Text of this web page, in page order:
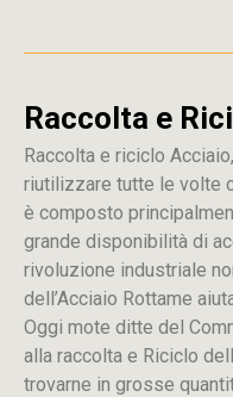
Raccolta e
Raccolta e riciclo
riutilizzare tutte le volte
è composto
grande disponibilità di
rivoluzione industriale
dell’Acciaio Rottame
Oggi mote ditte del
alla raccolta e Riciclo
trovarne in grosse